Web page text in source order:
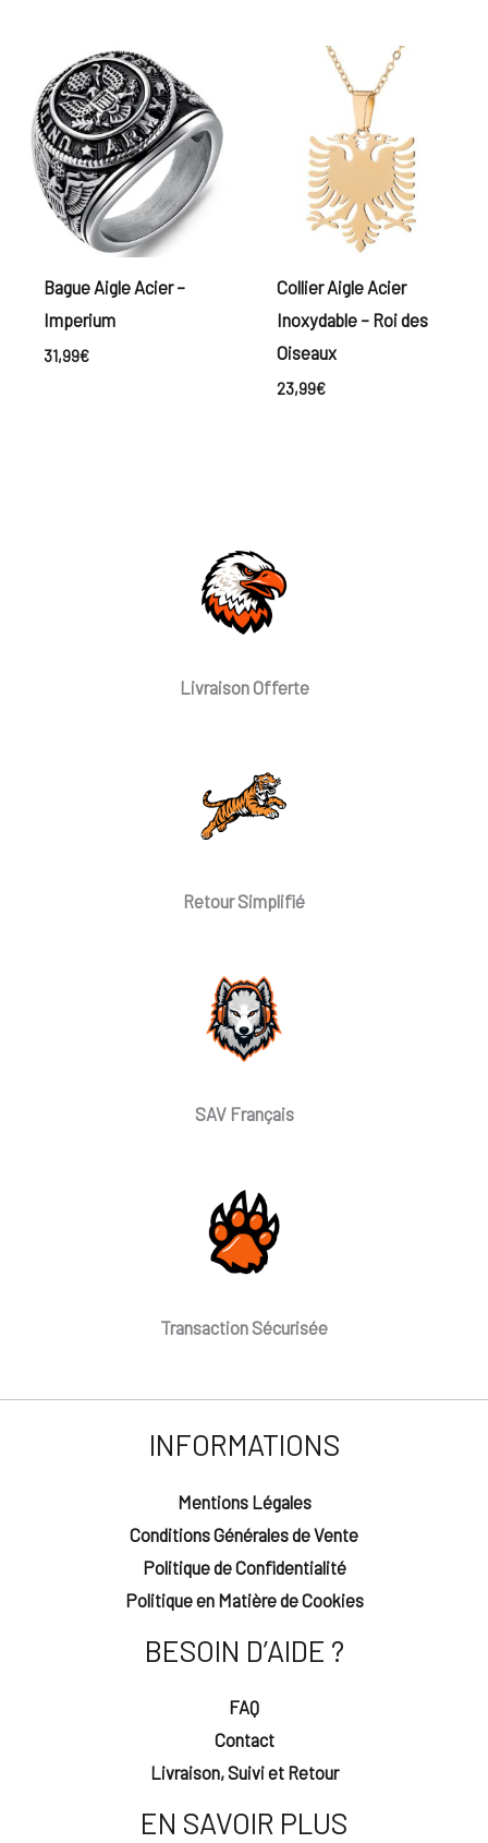
Bague Aigle Acier –
Imperium
31,99€
Collier Aigle Acier
Inoxydable – Roi des
Oiseaux
23,99€
Livraison Offerte
Retour Simplifié
SAV Français
Transaction Sécurisée
INFORMATIONS
Mentions Légales
Conditions Générales de Vente
Politique de Confidentialité
Politique en Matière de Cookies
BESOIN D’AIDE ?
FAQ
Contact
Livraison, Suivi et Retour
EN SAVOIR PLUS